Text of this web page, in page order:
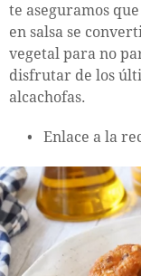
te aseguramos
en salsa se
vegetal para no
disfrutar de los
alcachofas.
Enlace a la